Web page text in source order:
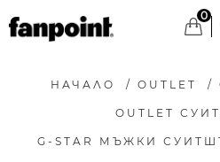
0
НАЧАЛО / OUTLET /
OUTLET
G-STAR МЪЖКИ